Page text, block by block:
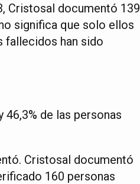
Cristosal documentó 139
significa que solo ellos
fallecidos han sido
de las personas
Cristosal documentó
160 personas